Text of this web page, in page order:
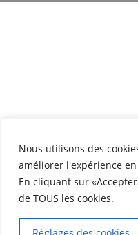
Nous utilisons des
améliorer l'expérience
En cliquant sur
de TOUS les cookies.